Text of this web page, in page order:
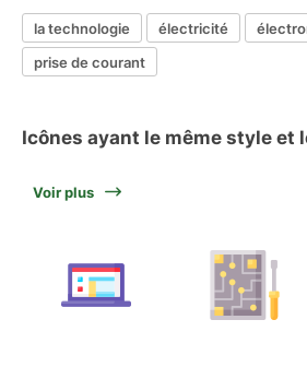
la technologie électricité
prise de courant
Icônes ayant le même style et
Voir plus